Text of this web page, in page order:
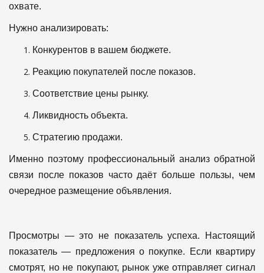
охвате.
Нужно анализировать:
Конкурентов в вашем бюджете.
Реакцию покупателей после показов.
Соответствие цены рынку.
Ликвидность объекта.
Стратегию продажи.
Именно поэтому профессиональный анализ обратной
связи после показов часто даёт больше пользы, чем
очередное размещение объявления.
Просмотры — это не показатель успеха.
Настоящий
показатель — предложения о покупке.
Если квартиру
смотрят, но не покупают, рынок уже отправляет сигнал